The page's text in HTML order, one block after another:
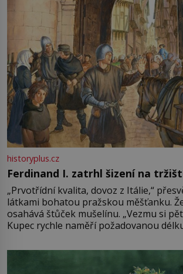
historyplus.cz
Ferdinand I. zatrhl šizení na
„Prvotřídní kvalita, dovoz z Itálie,“
látkami bohatou pražskou měšťanku.
osahává štůček mušelínu. „Vezmu si
Kupec rychle naměří požadovanou
milostpaní. Stačí jenom na sukni,“
množství růžového mušelínu. „Ošidili